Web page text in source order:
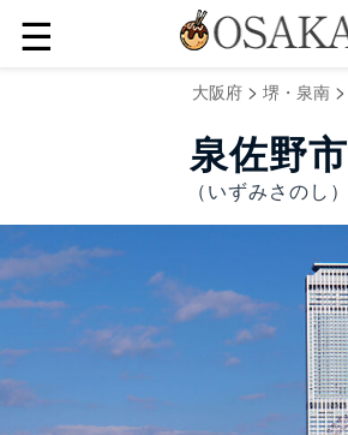
☰
大阪府 > 堺・泉南 >
泉佐野市
（いずみさのし）